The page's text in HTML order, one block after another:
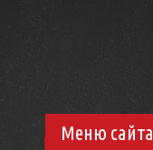
Меню сайта